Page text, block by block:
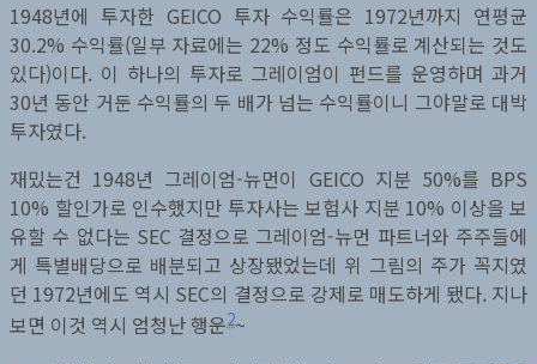
1948년에 투자한 GEICO 투자 수익률은 1972년까지 연평균
30.2% 수익률(일부 자료에는 22% 정도 수익률로 계산되는 것도
있다)이다. 이 하나의 투자로 그레이엄이 펀드를 운영하며 과거
30년 동안 거둔 수익률의 두 배가 넘는 수익률이니 그야말로 대박
투자였다.
재밌는건 1948년 그레이엄-뉴먼이 GEICO 지분 50%를 BPS
10% 할인가로 인수했지만 투자사는 보험사 지분 10% 이상을 보
유할 수 없다는 SEC 결정으로 그레이엄-뉴먼 파트너와 주주들에
게 특별배당으로 배분되고 상장됐었는데 위 그림의 주가 꼭지였
던 1972년에도 역시 SEC의 결정으로 강제로 매도하게 됐다. 지나
보면 이것 역시 엄청난 행운2~